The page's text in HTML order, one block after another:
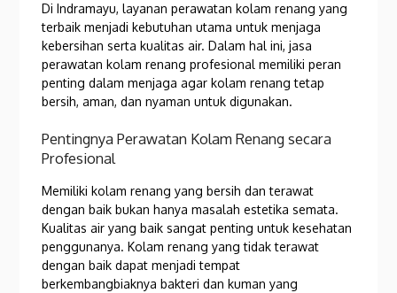
Di Indramayu, layanan perawatan kolam renang yang
terbaik menjadi kebutuhan utama untuk menjaga
kebersihan serta kualitas air. Dalam hal ini, jasa
perawatan kolam renang profesional memiliki peran
penting dalam menjaga agar kolam renang tetap
bersih, aman, dan nyaman untuk digunakan.
Pentingnya Perawatan Kolam Renang secara
Profesional
Memiliki kolam renang yang bersih dan terawat
dengan baik bukan hanya masalah estetika semata.
Kualitas air yang baik sangat penting untuk kesehatan
penggunanya. Kolam renang yang tidak terawat
dengan baik dapat menjadi tempat
berkembangbiaknya bakteri dan kuman yang